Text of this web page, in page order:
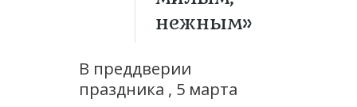
нежным»
В преддверии
праздника , 5 марта